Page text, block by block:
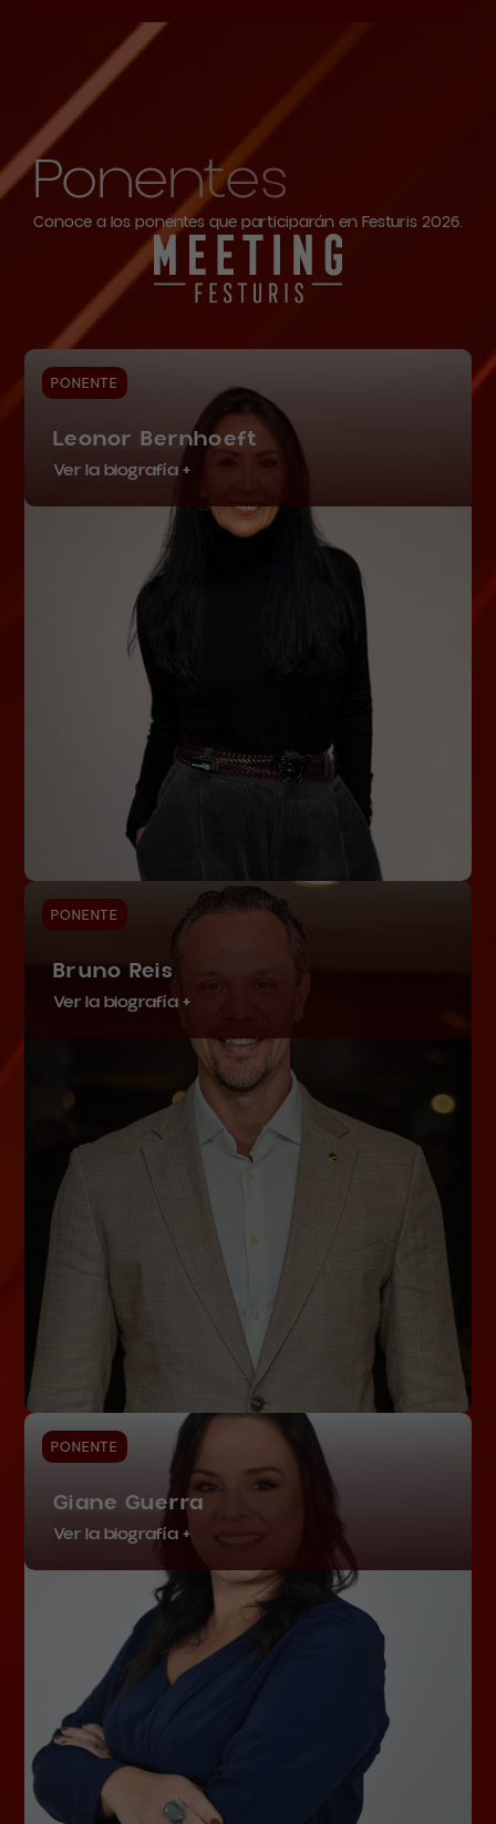
Ponentes
Conoce a los ponentes que participarán en Festuris 2026.
Leonor Bernhoeft
Ver la biografía +
PONENTE
Bruno Reis
Ver la biografía +
PONENTE
Giane Guerra
Ver la biografía +
PONENTE